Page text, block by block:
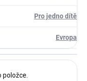
Pro jedno dítě
Evropa
položce.